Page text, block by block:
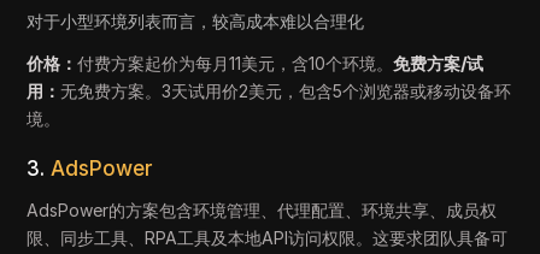
对于小型环境列表而言，较高成本难以合理化
价格：付费方案起价为每月11美元，含10个环境。免费方案/试
用：无免费方案。3天试用价2美元，包含5个浏览器或移动设备环
境。
3.AdsPower
AdsPower的方案包含环境管理、代理配置、环境共享、成员权
限、同步工具、RPA工具及本地API访问权限。这要求团队具备可